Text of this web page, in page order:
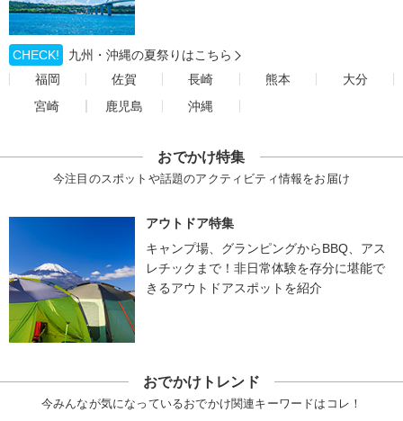
CHECK!
九州・沖縄の夏祭りはこちら
福岡
佐賀 長崎 熊本
大分
宮崎
鹿児島 沖縄
おでかけ特集
今注目のスポットや話題のアクティビティ情報をお届け
アウトドア特集
キャンプ場、グランピングからBBQ、アス
レチックまで！非日常体験を存分に堪能で
きるアウトドアスポットを紹介
おでかけトレンド
今みんなが気になっているおでかけ関連キーワードはコレ！